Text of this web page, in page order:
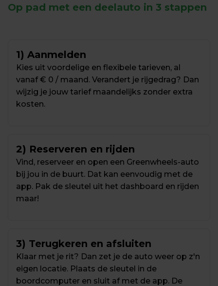
Op pad met een deelauto in 3 stappen
1) Aanmelden
Kies uit voordelige en flexibele tarieven, al
vanaf € 0 / maand. Verandert je rijgedrag? Dan
wijzig je jouw tarief maandelijks zonder extra
kosten.
2) Reserveren en rijden
Vind, reserveer en open een Greenwheels-auto
bij jou in de buurt. Dat kan eenvoudig met de
app. Pak de sleutel uit het dashboard en rijden
maar!
3) Terugkeren en afsluiten
Klaar met je rit? Dan zet je de auto weer op z'n
eigen locatie. Plaats de sleutel in de
boordcomputer en sluit af met de app. De